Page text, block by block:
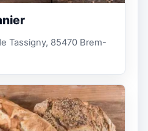
Tassigny, 85470 Brem-